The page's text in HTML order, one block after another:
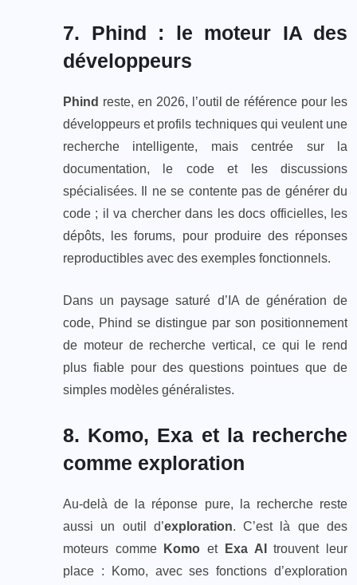
7. Phind : le moteur IA des
développeurs
Phind reste, en 2026, l’outil de référence pour les
développeurs et profils techniques qui veulent une
recherche intelligente, mais centrée sur la
documentation, le code et les discussions
spécialisées. Il ne se contente pas de générer du
code ; il va chercher dans les docs officielles, les
dépôts, les forums, pour produire des réponses
reproductibles avec des exemples fonctionnels.
Dans un paysage saturé d’IA de génération de
code, Phind se distingue par son positionnement
de moteur de recherche vertical, ce qui le rend
plus fiable pour des questions pointues que de
simples modèles généralistes.
8. Komo, Exa et la recherche
comme exploration
Au‑delà de la réponse pure, la recherche reste
aussi un outil d’exploration. C’est là que des
moteurs comme
Komo et Exa AI
trouvent leur
place : Komo, avec ses fonctions d’exploration